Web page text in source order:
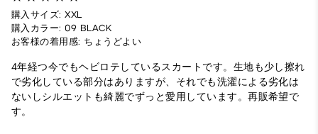
購入サイズ: XXL
購入カラー: 09 BLACK
お客様の着用感: ちょうどよい
4年経つ今でもヘビロテしているスカートです。生地も少し擦れ
で劣化している部分はありますが、それでも洗濯による劣化は
ないしシルエットも綺麗でずっと愛用しています。再販希望で
す。